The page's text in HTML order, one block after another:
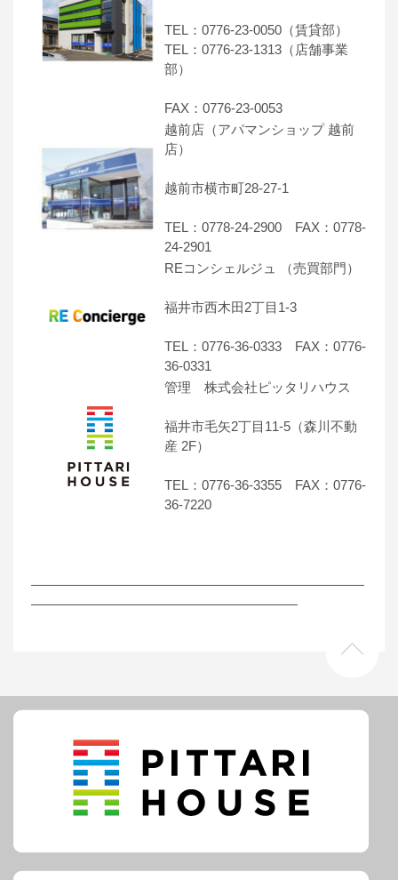
TEL：0776-23-0050（賃貸部）
TEL：0776-23-1313（店舗事業
部）
FAX：0776-23-0053
越前店（アパマンショップ 越前
店）
越前市横市町28-27-1
TEL：0778-24-2900 FAX：0778-
24-2901
REコンシェルジュ （売買部門）
福井市西木田2丁目1-3
TEL：0776-36-0333 FAX：0776-
36-0331
管理 株式会社ピッタリハウス
福井市毛矢2丁目11-5（森川不動
産 2F）
TEL：0776-36-3355 FAX：0776-
36-7220
―――――――――――――――――――――――――
――――――――――――――――――――